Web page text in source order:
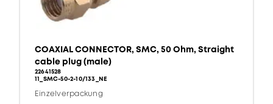
COAXIAL CONNECTOR, SMC, 50 Ohm, Straight
cable plug (male)
22641528
11_SMC-50-2-10/133_NE
Einzelverpackung